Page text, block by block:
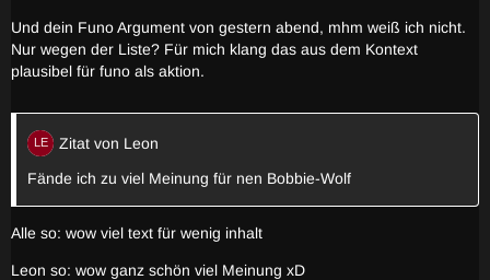
Und dein Funo Argument von gestern abend, mhm weiß ich nicht.
Nur wegen der Liste? Für mich klang das aus dem Kontext
plausibel für funo als aktion.
Zitat von Leon
Fände ich zu viel Meinung für nen Bobbie-Wolf
Alle so: wow viel text für wenig inhalt
Leon so: wow ganz schön viel Meinung xD